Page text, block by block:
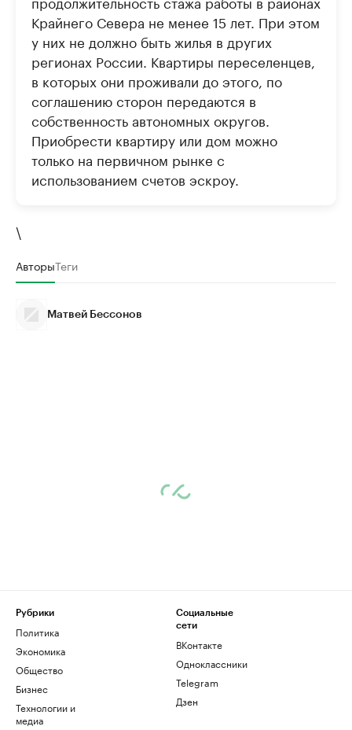
Крайнего Севера не менее 15 лет. При этом
у них не должно быть жилья в других
регионах России. Квартиры переселенцев,
в которых они проживали до этого, по
соглашению сторон передаются в
собственность автономных округов.
Приобрести квартиру или дом можно
только на первичном рынке с
использованием счетов эскроу.
\
АвторыТеги
Матвей Бессонов
Рубрики
Политика
Экономика
Общество
Бизнес
Технологии и
медиа
Социальные
сети
ВКонтакте
Одноклассники
Telegram
Дзен